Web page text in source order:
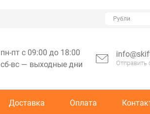
пн-пт с 09:00 до 18:00
сб-вс — выходные дни
Отправить
Доставка Оплата